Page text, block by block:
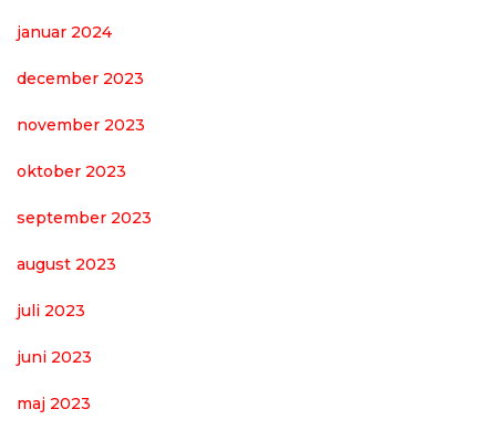
januar 2024
december 2023
november 2023
oktober 2023
september 2023
august 2023
juli 2023
juni 2023
maj 2023